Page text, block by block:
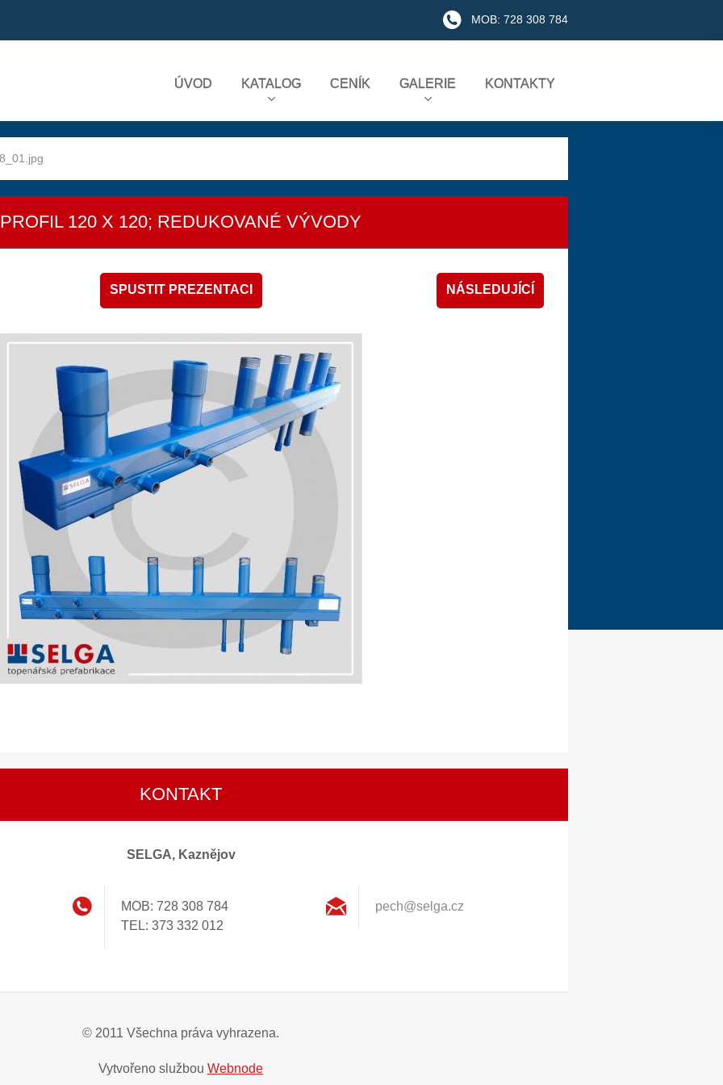
MOB: 728 308 784
ÚVOD KATALOG CENÍK GALERIE KONTAKTY
PROFIL 120 X 120; REDUKOVANÉ VÝVODY
SPUSTIT PREZENTACI NÁSLEDUJÍCÍ
KONTAKT
SELGA, Kaznějov
MOB: 728 308 784
TEL: 373 332 012
pech@sel ga.cz
© 2011 Všechna práva vyhrazena.
Vytvořeno službou Webnode